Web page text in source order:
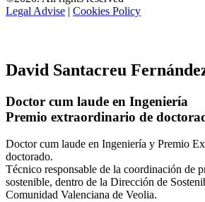
Legal Advise | Cookies Policy
David Santacreu
Doctor cum laude en Ingeniería
Premio extraordinario de
Doctor cum laude en Ingeniería y Premio
doctorado.
Técnico responsable de la coordinación de
sostenible, dentro de la Dirección de
Comunidad Valenciana de Veolia.